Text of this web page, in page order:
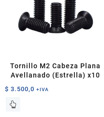
pueden
elegir
Tornillo M2 Cabeza Plana
Avellanado (Estrella) x10
$ 3.500,0 +IVA
Este